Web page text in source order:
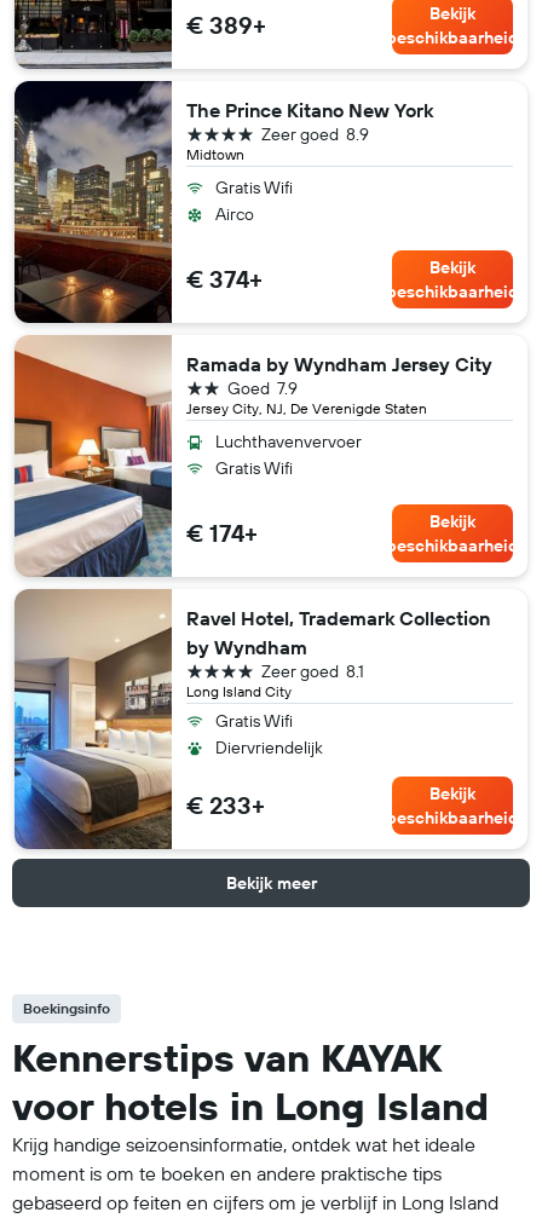
€ 389+
Bekijk
beschikbaarheid
The Prince Kitano New York
Midtown
8.9
Zeer goed
4 sterren
Gratis Wifi
Airco
€ 374+
Bekijk
beschikbaarheid
Ramada by Wyndham Jersey City
Jersey City, NJ, De Verenigde Staten
7.9
Goed
2 sterren
Luchthavenvervoer
Gratis Wifi
€ 174+
Bekijk
beschikbaarheid
Ravel Hotel, Trademark Collection
by Wyndham
Long Island City
8.1
Zeer goed
4 sterren
Gratis Wifi
Diervriendelijk
€ 233+
Bekijk
beschikbaarheid
Bekijk meer
Boekingsinfo
Kennerstips van KAYAK
voor hotels in Long Island
Krijg handige seizoensinformatie, ontdek wat het ideale
moment is om te boeken en andere praktische tips
gebaseerd op feiten en cijfers om je verblijf in Long Island